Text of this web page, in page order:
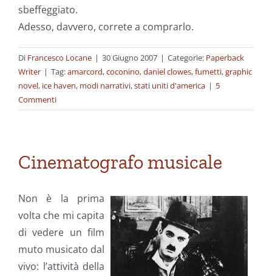
sbeffeggiato.
Adesso, davvero, correte a comprarlo.
Di Francesco Locane | 30 Giugno 2007 | Categorie: Paperback
Writer | Tag:amarcord,coconino,daniel clowes,fumetti,graphic
novel, ice haven, modi narrativi,stati uniti d'america | 5
Commenti
Cinematografo musicale
Non è la prima
volta che mi capita
di vedere un film
muto musicato dal
vivo: l’attività della